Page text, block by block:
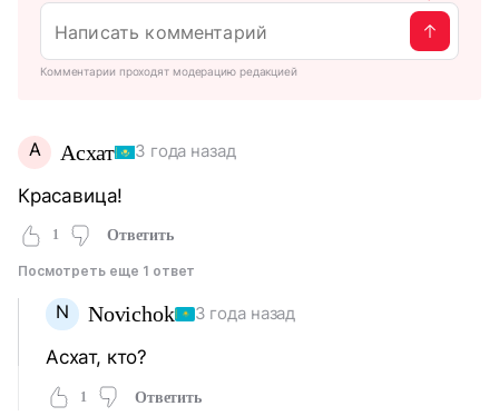
Комментарии проходят модерацию редакцией
А Асхат 3 года назад
Красавица!
1 Ответить
Посмотреть еще 1 ответ
N Novichok 3 года назад
Асхат, кто?
1 Ответить